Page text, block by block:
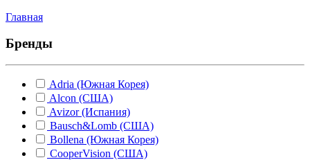
Главная
Бренды
Adria (Южная Корея)
Alcon (США)
Avizor (Испания)
Bausch&Lomb (США)
Bollena (Южная Корея)
CooperVision (США)